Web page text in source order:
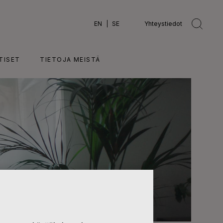
EN SE Yhteystiedot
TIETOJA MEISTÄ